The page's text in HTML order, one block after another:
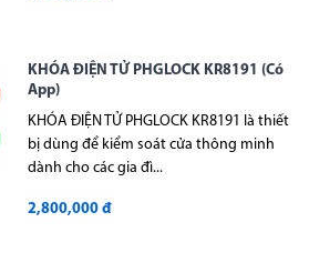
KHÓA ĐIỆN TỬ PHGLOCK KR8191 (Có
App)
KHÓA ĐIỆN TỬ PHGLOCK KR8191 là thiết
bị dùng để kiểm soát cửa thông minh
dành cho các gia đì...
2,800,000 đ